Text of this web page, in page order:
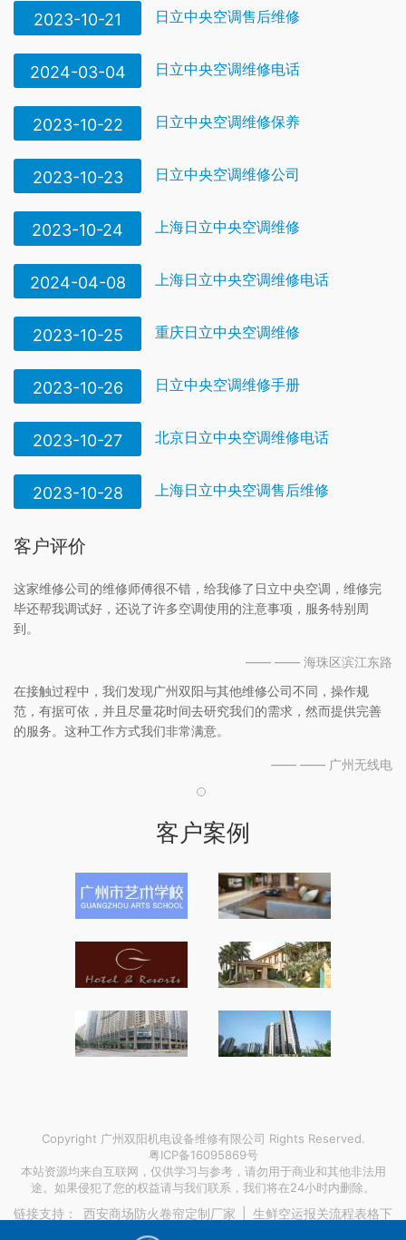
2023-10-21 日立中央空调售后维修
2024-03-04 日立中央空调维修电话
2023-10-22 日立中央空调维修保养
2023-10-23 日立中央空调维修公司
2023-10-24 上海日立中央空调维修
2024-04-08 上海日立中央空调维修电话
2023-10-25 重庆日立中央空调维修
2023-10-26 日立中央空调维修手册
2023-10-27 北京日立中央空调维修电话
2023-10-28 上海日立中央空调售后维修
客户评价
这家维修公司的维修师傅很不错，给我修了日立中央空调，维修完
毕还帮我调试好，还说了许多空调使用的注意事项，服务特别周
到。
—— —— 海珠区滨江东路
在接触过程中，我们发现广州双阳与其他维修公司不同，操作规
范，有据可依，并且尽量花时间去研究我们的需求，然而提供完善
的服务。这种工作方式我们非常满意。
—— —— 广州无线电
客户案例
Copyright 广州双阳机电设备维修有限公司 Rights Reserved.
粤ICP备16095869号
本站资源均来自互联网，仅供学习与参考，请勿用于商业和其他非法用
途。如果侵犯了您的权益请与我们联系，我们将在24小时内删除。
链接支持： 西安商场防火卷帘定制厂家
生鲜空运报关流程表格下